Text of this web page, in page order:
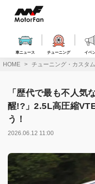
ス
車ニュース チューニング イベ
HOME チューニング・カスタム
「歴代で最も不人気
醒!?」2.5L高圧縮
う！
2026.06.12 11:00